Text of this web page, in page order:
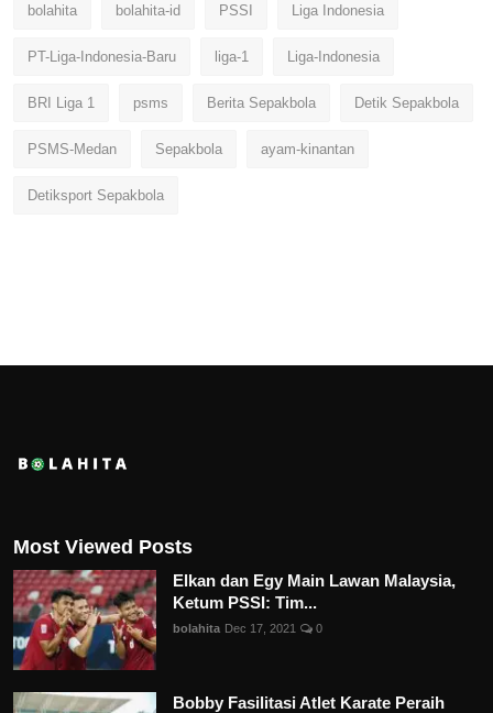
bolahita bolahita-id PSSI Liga Indonesia
PT-Liga-Indonesia-Baru liga-1 Liga-Indonesia
BRI Liga 1 psms Berita Sepakbola Detik Sepakbola
PSMS-Medan Sepakbola ayam-kinantan
Detiksport Sepakbola
Most Viewed Posts
Elkan dan Egy Main Lawan Malaysia,
Ketum PSSI: Tim...
bolahita Dec 17, 2021 0
Bobby Fasilitasi Atlet Karate Peraih